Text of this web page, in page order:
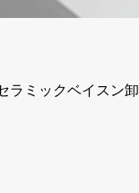
ラミックベイスン